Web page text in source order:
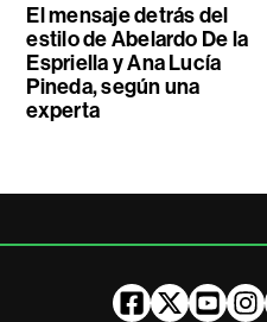
El mensaje detrás del
estilo de Abelardo De la
Espriella y Ana Lucía
Pineda, según una
experta